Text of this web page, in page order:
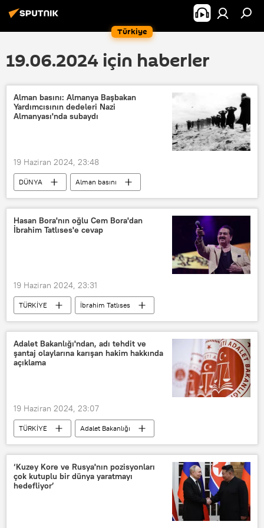
Türkiye
19.06.2024 için haberler
Alman basını: Almanya Başbakan
Yardımcısının dedeleri Nazi
Almanyası'nda subaydı
19 Haziran 2024, 23:48
DÜNYA
Alman basını
Robert Habeck
Annalena Baerbock
Hitler
Joseph Goebbels
SS subayı
Üçüncü Reich
Hasan Bora'nın oğlu Cem Bora'dan
İbrahim Tatlıses'e cevap
19 Haziran 2024, 23:31
TÜRKİYE
İbrahim Tatlıses
Cem Bora
Hasan Bora
Adalet Bakanlığı'ndan, adı tehdit ve
şantaj olaylarına karışan hakim hakkında
açıklama
19 Haziran 2024, 23:07
TÜRKİYE
Adalet Bakanlığı
Adana
Tehdit Şantaj
‘Kuzey Kore ve Rusya'nın pozisyonları
çok kutuplu bir dünya yaratmayı
hedefliyor’